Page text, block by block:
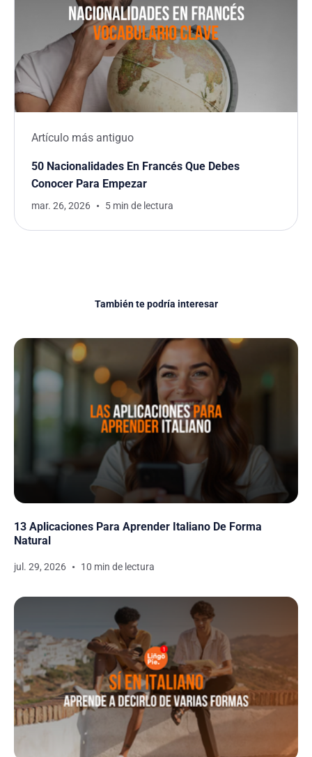
Artículo más antiguo
50 Nacionalidades En Francés Que Debes
Conocer Para Empezar
mar. 26, 2026 5 min de lectura
También te podría interesar
13 Aplicaciones Para Aprender Italiano De Forma
Natural
jul. 29, 2026 10 min de lectura